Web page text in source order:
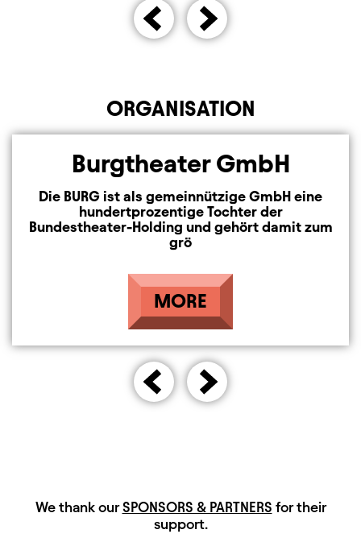
ORGANISATION
Burgtheater GmbH
Die BURG ist als gemeinnützige GmbH eine
hundertprozentige Tochter der
Bundestheater-Holding und gehört damit zum
grö
MORE
HAUPTSPONSOREN
We thank ourSPONSORS & PARTNERS for their
support.